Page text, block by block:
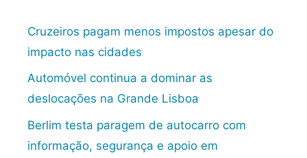
Cruzeiros pagam menos impostos apesar do
impacto nas cidades
Automóvel continua a dominar as
deslocações na Grande Lisboa
Berlim testa paragem de autocarro com
informação, segurança e apoio em